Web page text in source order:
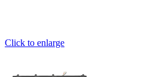
Click to enlarge